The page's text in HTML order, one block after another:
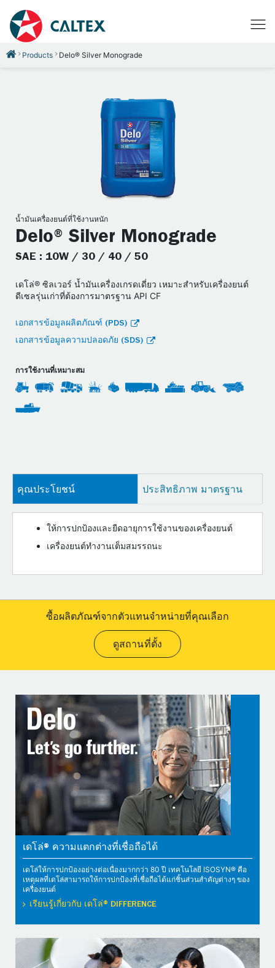
Products Delo® Silver Monograde
น้ำมันเครื่องยนต์ที่ใช้งานหนัก
Delo® Silver Monograde
SAE : 10W / 30 / 40 / 50
เดโล่® ซิลเวอร์ น้ำมันเครื่องเกรดเดี่ยว เหมาะสําหรับเครื่องยนต์
ดีเซลรุ่นเก่าที่ต้องการมาตรฐาน API CF
เอกสารข้อมูลผลิตภัณฑ์ (PDS)
เอกสารข้อมูลความปลอดภัย (SDS)
การใช้งานที่เหมาะสม
คุณประโยชน์ ประสิทธิภาพ มาตรฐาน
ให้การปกป้องและยืดอายุการใช้งานของเครื่องยนต์
เครื่องยนต์ทำงานเต็มสมรรถนะ
ซื้อผลิตภัณฑ์จากตัวแทนจำหน่ายที่คุณเลือก
ดูสถานที่ตั้ง
เดโล่® ความแตกต่างที่เชื่อถือได้
เดโล่ให้การปกป้องอย่างต่อเนื่องมากกว่า 80 ปี เทคโนโลยี ISOSYN® คือ
เหตุผลที่เดโล่สามารถให้การปกป้องที่เชื่อถือได้แก่ชิ้นส่วนสำคัญต่างๆ ของ
เครื่องยนต์
เรียนรู้เกี่ยวกับ เดโล่® DIFFERENCE